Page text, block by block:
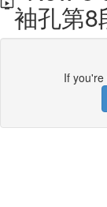
袖孔第8
If